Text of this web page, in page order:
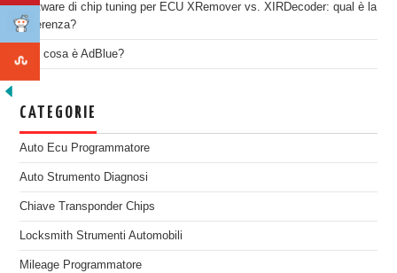
Software di chip tuning per ECU XRemover vs. XIRDecoder: qual è la
differenza?
Che cosa è AdBlue?
CATEGORIE
Auto Ecu Programmatore
Auto Strumento Diagnosi
Chiave Transponder Chips
Locksmith Strumenti Automobili
Mileage Programmatore